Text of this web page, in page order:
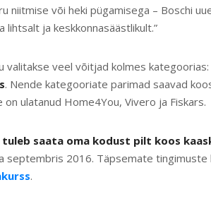
niitmise või heki pügamisega – Boschi
lihtsalt ja keskkonnasäästlikult.”
valitakse veel võitjad kolmes kategoorias:
. Nende kategooriate parimad saavad
ulatanud Home4You, Vivero ja Fiskars.
saata oma kodust pilt koos
septembris 2016. Täpsemate
.